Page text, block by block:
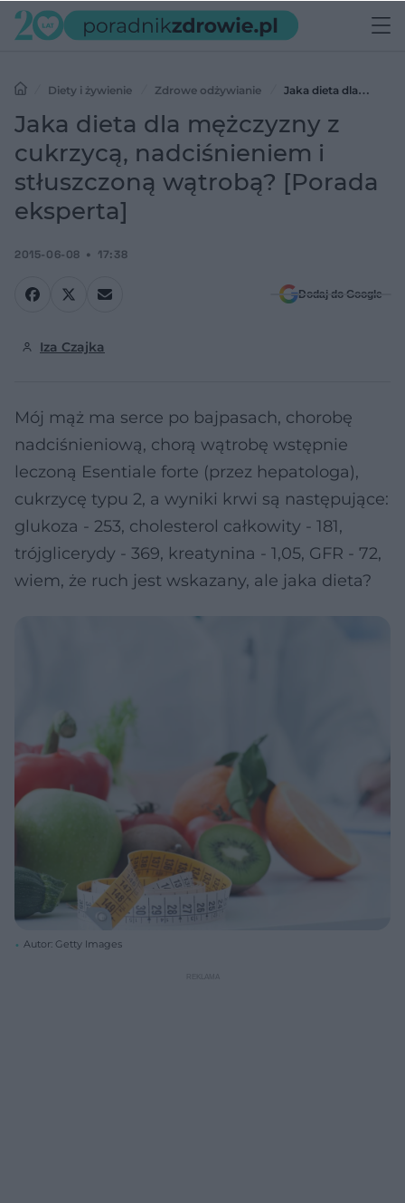
Diety i żywienie Zdrowe odżywianie
Jaka dieta dla
mężczyzny z cukrzycą, nadciśnieniem i stłuszczoną wątrobą?
Jaka dieta dla mężczyzny z
cukrzycą, nadciśnieniem i
stłuszczoną wątrobą? [Porada
eksperta]
2015-06-08 17:38
Dodaj do Google
Iza Czajka
Mój mąż ma serce po bajpasach, chorobę
nadciśnieniową, chorą wątrobę wstępnie
leczoną Esentiale forte (przez hepatologa),
cukrzycę typu 2, a wyniki krwi są następujące:
glukoza - 253, cholesterol całkowity - 181,
trójglicerydy - 369, kreatynina - 1,05, GFR - 72,
wiem, że ruch jest wskazany, ale jaka dieta?
Autor: Getty Images